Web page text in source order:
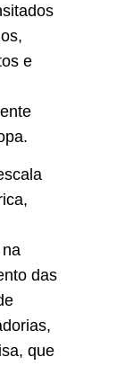
e
das
que